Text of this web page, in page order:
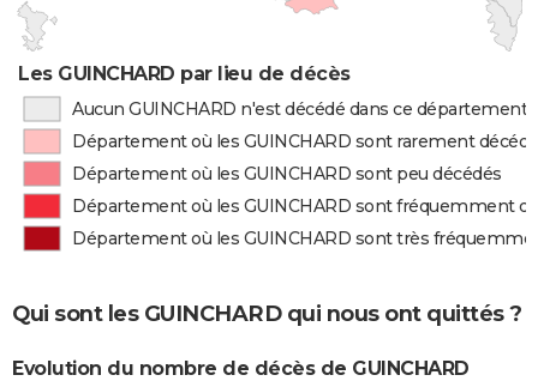
Les GUINCHARD par lieu de décès
Aucun GUINCHARD n'est décédé dans ce département
Département où les GUINCHARD sont rarement
Département où les GUINCHARD sont peu décédés
Département où les GUINCHARD sont fréquemment
Département où les GUINCHARD sont très
Qui sont les GUINCHARD qui nous ont quittés ?
Evolution du nombre de décès de GUINCHARD